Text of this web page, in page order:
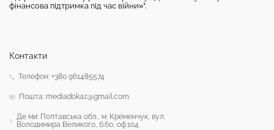
фінансова підтримка під час війни»".
Контакти
Телефон: +380 961485574
Пошта: mediadokaz@gmail.com
Де ми: Полтавська обл., м. Кременчук, вул.
Володимира Великого, б.60, оф.104.